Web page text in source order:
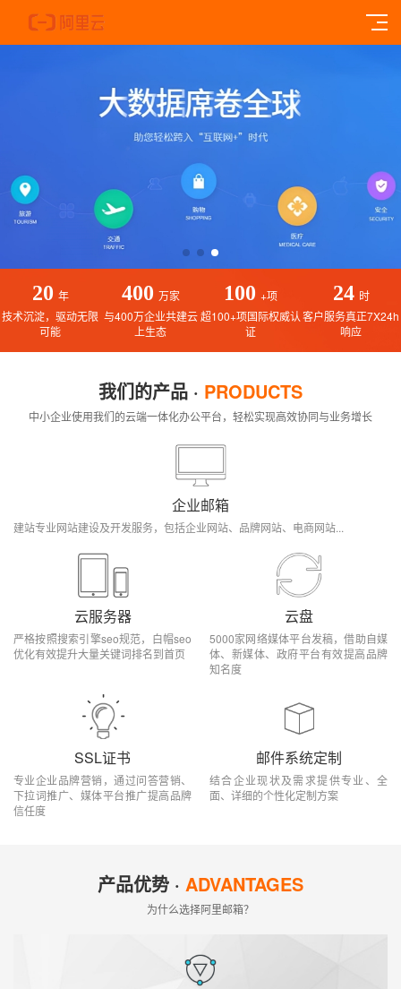
20 年
技术沉淀，驱动无限
可能
400 万家
与400万企业共建云
上生态
100 +项
超100+项国际权威认
证
24 时
客户服务真正7X24h
响应
我们的产品 · PRODUCTS
中小企业使用我们的云端一体化办公平台，轻松实现高效协同与业务增长
企业邮箱
建站专业网站建设及开发服务，包括企业网站、品牌网站、电商网站...
云服务器
严格按照搜索引擎seo规范，白帽seo
优化有效提升大量关键词排名到首页
云盘
5000家网络媒体平台发稿，借助自媒
体、新媒体、政府平台有效提高品牌
知名度
SSL证书
专业企业品牌营销，通过问答营销、
下拉词推广、媒体平台推广提高品牌
信任度
邮件系统定制
结合企业现状及需求提供专业、全
面、详细的个性化定制方案
产品优势 · ADVANTAGES
为什么选择阿里邮箱？